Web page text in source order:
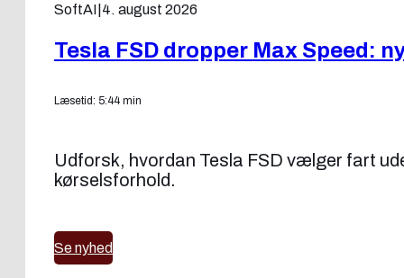
SoftAI 4. august 2026
Tesla FSD dropper Max Speed:
Læsetid: 5:44 min
Udforsk, hvordan Tesla FSD vælger fart
kørselsforhold.
Se nyhed